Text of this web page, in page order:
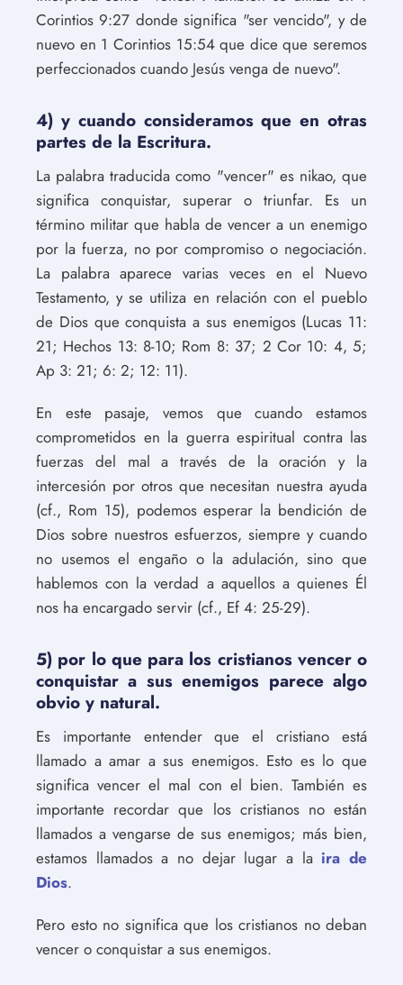
Corintios 9:27 donde significa "ser vencido", y de
nuevo en 1 Corintios 15:54 que dice que seremos
perfeccionados cuando Jesús venga de nuevo".
4) y cuando consideramos que en otras
partes de la Escritura.
La palabra traducida como "vencer" es nikao, que
significa conquistar, superar o triunfar. Es un
término militar que habla de vencer a un enemigo
por la fuerza, no por compromiso o negociación.
La palabra aparece varias veces en el Nuevo
Testamento, y se utiliza en relación con el pueblo
de Dios que conquista a sus enemigos (Lucas 11:
21; Hechos 13: 8-10; Rom 8: 37; 2 Cor 10: 4, 5;
Ap 3: 21; 6: 2; 12: 11).
En este pasaje, vemos que cuando estamos
comprometidos en la guerra espiritual contra las
fuerzas del mal a través de la oración y la
intercesión por otros que necesitan nuestra ayuda
(cf., Rom 15), podemos esperar la bendición de
Dios sobre nuestros esfuerzos, siempre y cuando
no usemos el engaño o la adulación, sino que
hablemos con la verdad a aquellos a quienes Él
nos ha encargado servir (cf., Ef 4: 25-29).
5) por lo que para los cristianos vencer o
conquistar a sus enemigos parece algo
obvio y natural.
Es importante entender que el cristiano está
llamado a amar a sus enemigos. Esto es lo que
significa vencer el mal con el bien. También es
importante recordar que los cristianos no están
llamados a vengarse de sus enemigos; más bien,
estamos llamados a no dejar lugar a la ira de
Dios.
Pero esto no significa que los cristianos no deban
vencer o conquistar a sus enemigos.